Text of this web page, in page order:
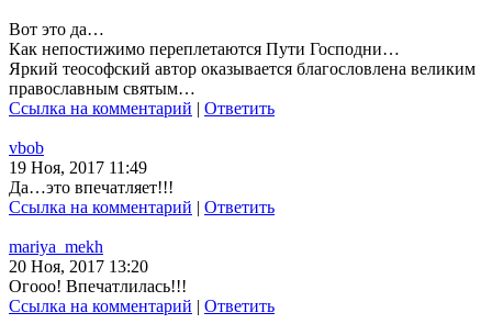
Вот это да…
Как непостижимо переплетаются Пути Господни…
Яркий теософский автор оказывается благословлена великим
православным святым…
Ссылка на комментарий | Ответить
vbob
19 Ноя, 2017 11:49
Да…это впечатляет!!!
Ссылка на комментарий | Ответить
mariya_mekh
20 Ноя, 2017 13:20
Огооо! Впечатлилась!!!
Ссылка на комментарий | Ответить